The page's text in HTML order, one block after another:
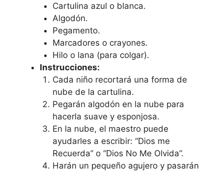
Cartulina azul o blanca.
Algodón.
Pegamento.
Marcadores o crayones.
Hilo o lana (para colgar).
Instrucciones:
Cada niño recortará una forma de
nube de la cartulina.
Pegarán algodón en la nube para
hacerla suave y esponjosa.
En la nube, el maestro puede
ayudarles a escribir: “Dios me
Recuerda” o “Dios No Me Olvida”.
Harán un pequeño agujero y pasarán